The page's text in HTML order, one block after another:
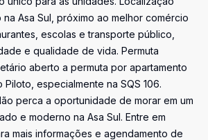
na Asa Sul, próximo ao melhor comércio
escolas e transporte público,
e qualidade de vida. Permuta
aberto a permuta por apartamento
Piloto, especialmente na SQS 106.
perca a oportunidade de morar em um
e moderno na Asa Sul. Entre em
mais informações e agendamento de